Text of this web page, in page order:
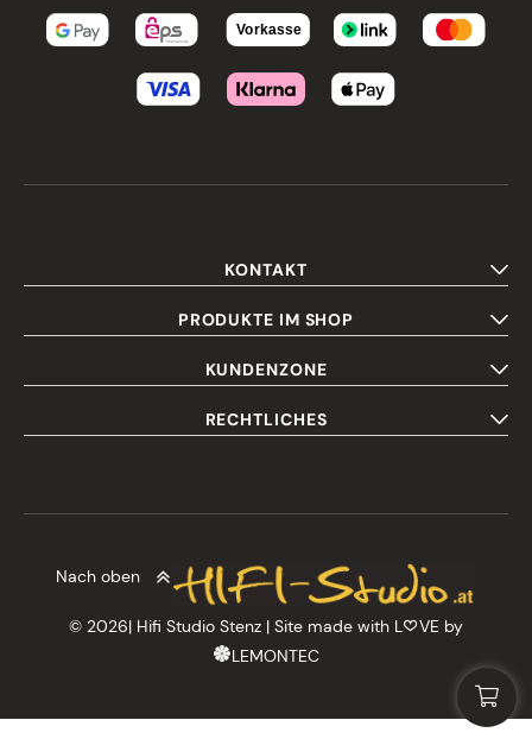
KONTAKT
PRODUKTE IM SHOP
KUNDENZONE
RECHTLICHES
Nach oben
© 2026| Hifi Studio Stenz | Site made with L
VE by
LEMONTEC